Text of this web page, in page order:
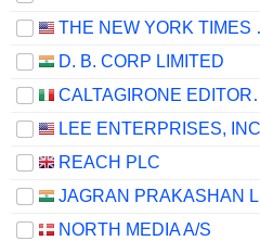
THE
D. B. CORP LIMITED
REACH PLC
NORTH MEDIA A/S